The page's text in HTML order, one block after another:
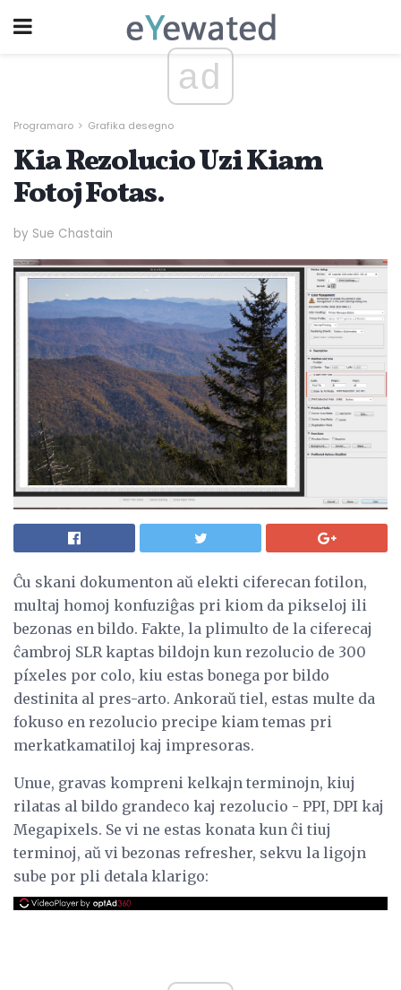
ad
Programaro Grafika desegno
Kia Rezolucio Uzi Kiam
Fotoj Fotas.
by Sue Chastain
Ĉu skani dokumenton aŭ elekti ciferecan fotilon,
multaj homoj konfuziĝas pri kiom da pikseloj ili
bezonas en bildo. Fakte, la plimulto de la ciferecaj
ĉambroj SLR kaptas bildojn kun rezolucio de 300
píxeles por colo, kiu estas bonega por bildo
destinita al pres-arto. Ankoraŭ tiel, estas multe da
fokuso en rezolucio precipe kiam temas pri
merkatkamatiloj kaj impresoras.
Unue, gravas kompreni kelkajn terminojn, kiuj
rilatas al bildo grandeco kaj rezolucio - PPI, DPI kaj
Megapixels. Se vi ne estas konata kun ĉi tiuj
terminoj, aŭ vi bezonas refresher, sekvu la ligojn
sube por pli detala klarigo: